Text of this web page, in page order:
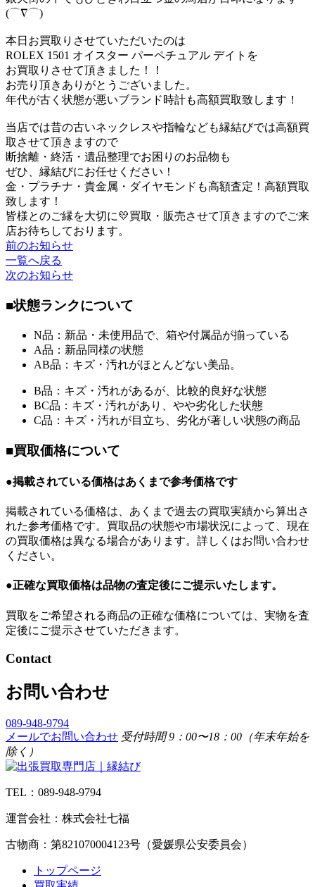
(⌒∇⌒)
本日お買取りさせていただいたのは
ROLEX 1501 オイスター パーペチュアル デイトを
お買取りさせて頂きました！！
お売り頂きありがとうございました。
年代が古く状態が悪いブランド時計も高額買取致します！
当店では昔の古いネックレスや指輪なども縁結びでは高額買
取させて頂きますので
断捨離・終活・遺品整理でお困りのお品物も
ぜひ、縁結びにお任せください！
金・プラチナ・貴金属・ダイヤモンドも高額査定！高額買取
致します！
皆様とのご縁を大切に💛買取・販売させて頂きますのでご来
店お待ちしております。
前のお知らせ
一覧へ戻る
次のお知らせ
■状態ランクについて
N品：新品・未使用品で、箱や付属品が揃っている
A品：新品同様の状態
AB品：キズ・汚れがほとんどない美品。
B品：キズ・汚れがあるが、比較的良好な状態
BC品：キズ・汚れがあり、やや劣化した状態
C品：キズ・汚れが目立ち、劣化が著しい状態の商品
■買取価格について
●掲載されている価格はあくまで参考価格です
掲載されている価格は、あくまで過去の買取実績から算出さ
れた参考価格です。買取品の状態や市場状況によって、現在
の買取価格は異なる場合があります。詳しくはお問い合わせ
ください。
●正確な買取価格は品物の査定後にご提示いたします。
買取をご希望される商品の正確な価格については、実物を査
定後にご提示させていただきます。
Contact
お問い合わせ
089-948-9794
メールでお問い合わせ 受付時間 9：00〜18：00（年末年始を
除く）
TEL：089-948-9794
運営会社：株式会社七福
古物商：第821070004123号（愛媛県公安委員会）
トップページ